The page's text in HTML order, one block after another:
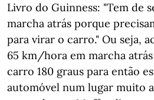
Livro do Guinness: "Tem de
marcha atrás porque
para virar o carro." Ou seja,
65 km/hora em marcha
carro 180 graus para então
automóvel num lugar muito